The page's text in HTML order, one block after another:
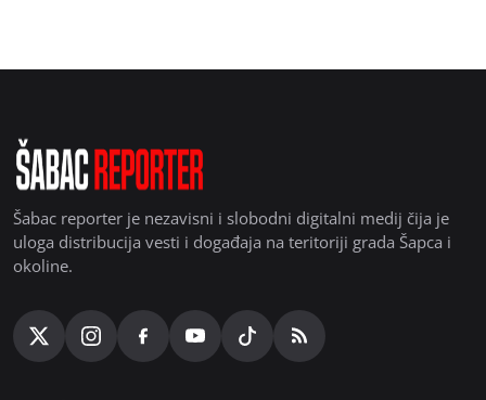
Šabac reporter je nezavisni i slobodni digitalni medij čija je
uloga distribucija vesti i događaja na teritoriji grada Šapca i
okoline.